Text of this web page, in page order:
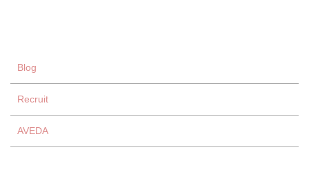
Blog
Recruit
AVEDA